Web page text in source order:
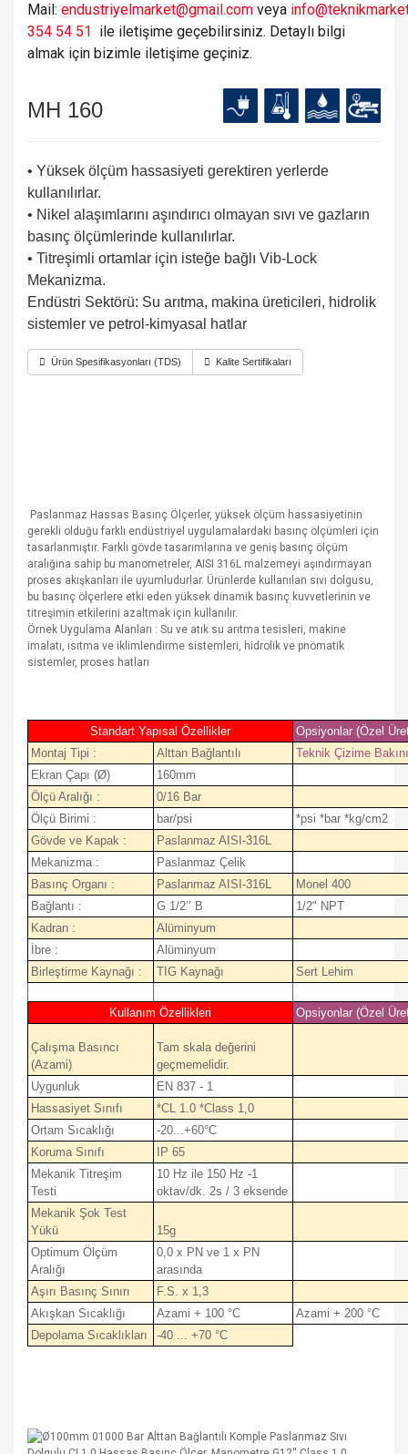
Mail: endustriyelmarket@gmail.com veya
354 54 51 ile iletişime geçebilirsiniz. Detaylı bilgi
almak için bizimle iletişime geçiniz.
MH 160
• Yüksek ölçüm hassasiyeti gerektiren yerlerde
kullanılırlar.
• Nikel alaşımlarını aşındırıcı olmayan sıvı ve gazların
basınç ölçümlerinde kullanılırlar.
• Titreşimli ortamlar için isteğe bağlı Vib-Lock
Mekanizma.
Endüstri Sektörü: Su arıtma, makina üreticileri, hidrolik
sistemler ve petrol-kimyasal hatlar
Ürün Spesifikasyonları (TDS) Kalite Sertifikaları
Paslanmaz Hassas Basınç Ölçerler, yüksek ölçüm hassasiyetinin
gerekli olduğu farklı endüstriyel uygulamalardaki basınç ölçümleri için
tasarlanmıştır. Farklı gövde tasarımlarına ve geniş basınç ölçüm
aralığına sahip bu manometreler, AISI 316L malzemeyi aşındırmayan
proses akışkanları ile uyumludurlar. Ürünlerde kullanılan sıvı dolgusu,
bu basınç ölçerlere etki eden yüksek dinamik basınç kuvvetlerinin ve
titreşimin etkilerini azaltmak için kullanılır.
Örnek Uygulama Alanları : Su ve atık su arıtma tesisleri, makine
imalatı, ısıtma ve iklimlendirme sistemleri, hidrolik ve pnömatik
sistemler, proses hatları
Standart Yapısal Özellikler
Opsiyonlar (Özel
Montaj Tipi :
Alttan Bağlantılı
Teknik Çizime
Ekran Çapı (Ø)
160mm
Ölçü Aralığı :
0/16 Bar
Ölçü Birimi :
bar/psi
*psi *bar *kg/cm2
Gövde ve Kapak :
Paslanmaz AISI-316L
Mekanizma :
Paslanmaz Çelik
Basınç Organı :
Paslanmaz AISI-316L
Monel 400
Bağlantı :
G 1/2’’ B
1/2" NPT
Kadran :
Alüminyum
İbre :
Alüminyum
Birleştirme Kaynağı :
TIG Kaynağı Sert Lehim
Kullanım Özellikleri Opsiyonlar (Özel
Çalışma Basıncı
(Azami)
Tam skala değerini
geçmemelidir.
Uygunluk
EN 837 - 1
Hassasiyet Sınıfı
*CL 1.0 *Class 1,0
Ortam Sıcaklığı
-20...+60°C
Koruma Sınıfı
IP 65
Mekanik Titreşim
Testi
10 Hz ile 150 Hz -1
oktav/dk. 2s / 3 eksende
Mekanik Şok Test
Yükü
15g
Optimum Ölçüm
Aralığı
0,0 x PN ve 1 x PN
arasında
Aşırı Basınç Sınırı
F.S. x 1,3
Akışkan Sıcaklığı
Azami + 100 °C
Azami + 200 °C
Depolama Sıcaklıkları
-40 ... +70 °C